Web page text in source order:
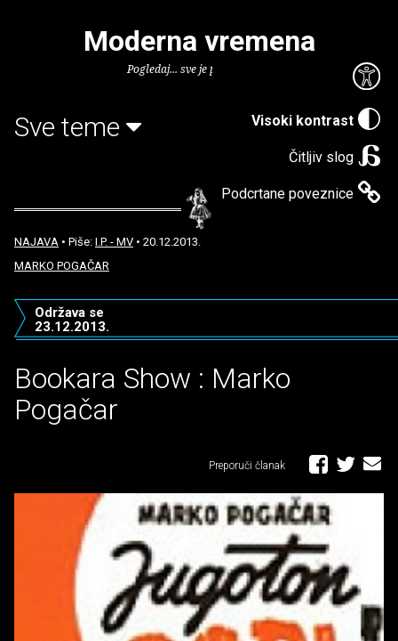
Visoki kontrast
Čitljiv slog
Podcrtane poveznice
Moderna vremena
Pogledaj... sve je puno knjiga.
Sve teme
NAJAVA • Piše: I.P. - MV • 20.12.2013.
MARKO POGAČAR
Bookara Show : Marko
Pogačar
Održava se
23.12.2013.
Preporuči članak